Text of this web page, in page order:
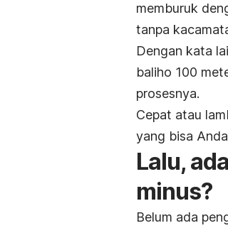
memburuk
tanpa
Dengan kata
baliho 100
prosesnya.
Cepat atau
yang bisa
Lalu,
minus?
Belum ada